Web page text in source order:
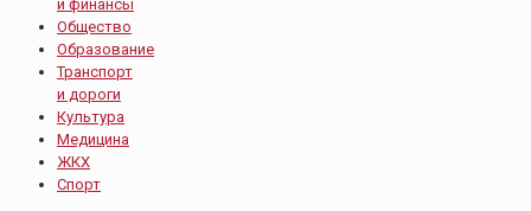
и финансы
Общество
Образование
Транспорт
и дороги
Культура
Медицина
ЖКХ
Спорт